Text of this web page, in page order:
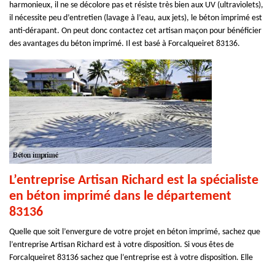
harmonieux, il ne se décolore pas et résiste très bien aux UV (ultraviolets),
il nécessite peu d’entretien (lavage à l’eau, aux jets), le béton imprimé est
anti-dérapant. On peut donc contactez cet artisan maçon pour bénéficier
des avantages du béton imprimé. Il est basé à Forcalqueiret 83136.
L’entreprise Artisan Richard est la spécialiste
en béton imprimé dans le département
83136
Quelle que soit l’envergure de votre projet en béton imprimé, sachez que
l’entreprise Artisan Richard est à votre disposition. Si vous êtes de
Forcalqueiret 83136 sachez que l’entreprise est à votre disposition. Elle